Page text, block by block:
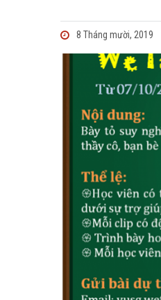
8 Tháng mười, 2019